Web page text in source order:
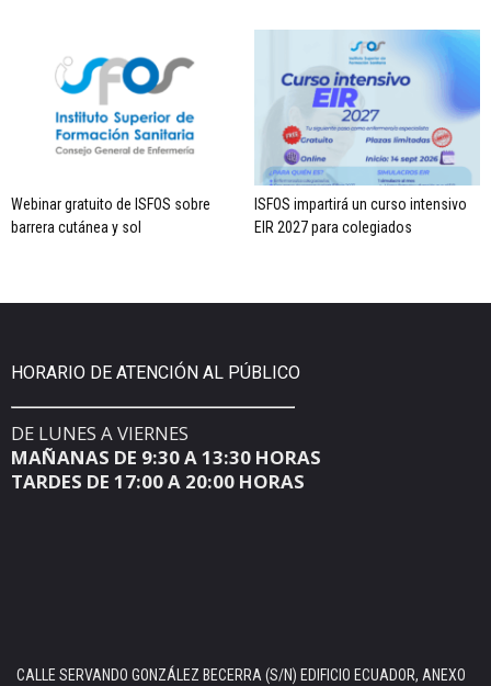
Webinar gratuito de ISFOS sobre
barrera cutánea y sol
ISFOS impartirá un curso intensivo
EIR 2027 para colegiados
HORARIO DE ATENCIÓN AL PÚBLICO
DE LUNES A VIERNES
MAÑANAS DE 9:30 A 13:30 HORAS
TARDES DE 17:00 A 20:00 HORAS
CALLE SERVANDO GONZÁLEZ BECERRA (S/N) EDIFICIO ECUADOR, ANEXO